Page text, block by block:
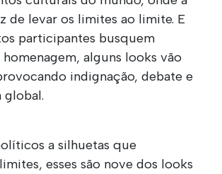
de levar os limites ao limite. E
participantes busquem
alguns looks vão
indignação, debate e
global.
a silhuetas que
esses são nove dos looks